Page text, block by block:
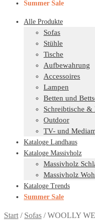
Summer Sale
Alle Produkte
Sofas
Stühle
Tische
Aufbewahrung
Accessoires
Lampen
Betten und
Schreibtische &
Outdoor
TV- und
Kataloge Landhaus
Kataloge Massivholz
Massivholz
Massivholz
Kataloge Trends
Summer Sale
Start / Sofas /WOOLLY